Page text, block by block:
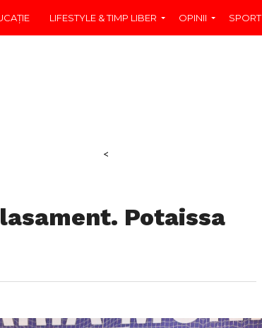
LIFESTYLE & TIMP LIBER OPINII SPORT
<
Potaissa